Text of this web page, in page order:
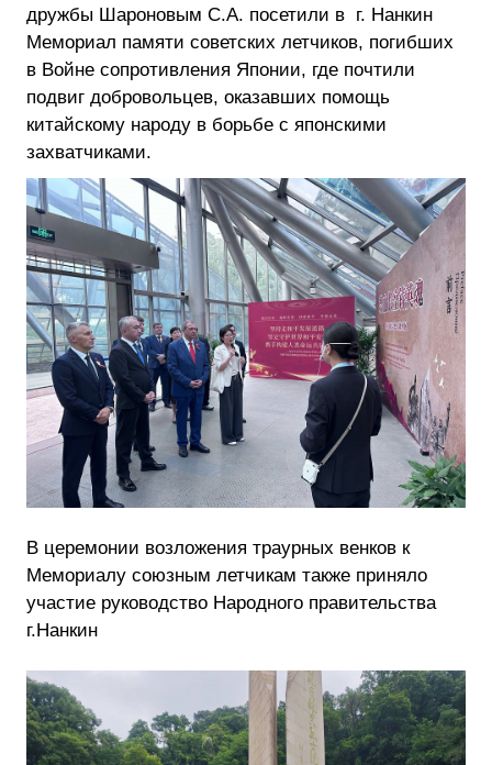
дружбы Шароновым С.А. посетили в г. Нанкин
Мемориал памяти советских летчиков, погибших
в Войне сопротивления Японии, где почтили
подвиг добровольцев, оказавших помощь
китайскому народу в борьбе с японскими
захватчиками.
В церемонии возложения траурных венков к
Мемориалу союзным летчикам также приняло
участие руководство Народного правительства
г.Нанкин